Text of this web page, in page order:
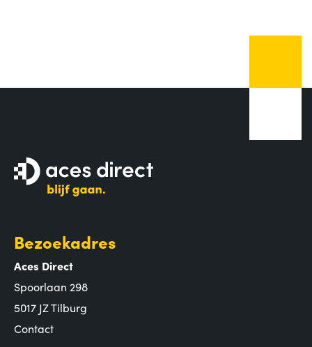
Bezoekadres
Aces Direct
Spoorlaan 298
5017 JZ Tilburg
Contact